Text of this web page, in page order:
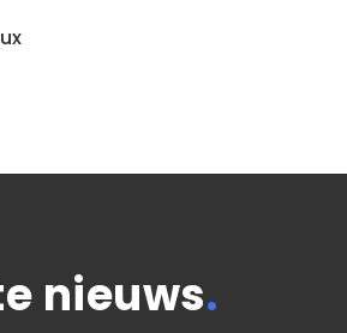
nieuws.